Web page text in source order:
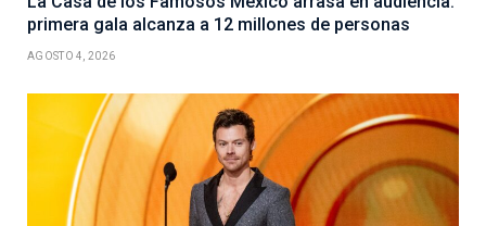
primera gala alcanza a 12 millones de personas
AGOSTO 4, 2026